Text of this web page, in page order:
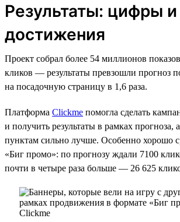
Результаты: цифры
достижения
Проект собрал более 54 миллионов
кликов — результаты превзошли прогноз
на посадочную страницу в 1,6 раза.
Платформа Clickme помогла сделать
и получить результаты в рамках прогноза,
пунктам сильно лучше. Особенно хорошо
«Биг промо»: по прогнозу ждали 7100
почти в четыре раза больше — 26 625